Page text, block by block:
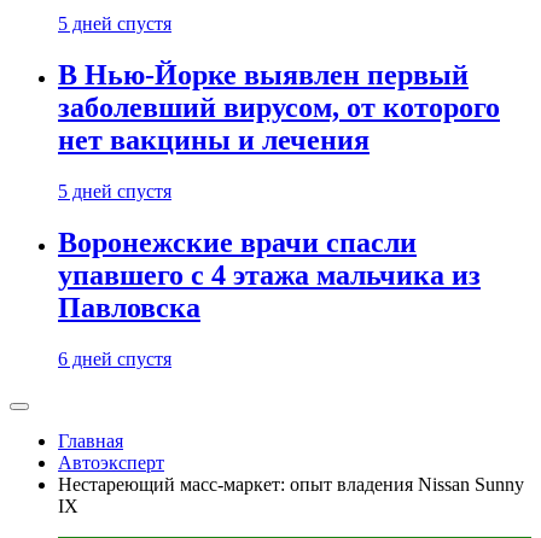
5 дней спустя
В Нью-Йорке выявлен первый
заболевший вирусом, от которого
нет вакцины и лечения
5 дней спустя
Воронежские врачи спасли
упавшего с 4 этажа мальчика из
Павловска
6 дней спустя
Главная
Автоэксперт
Нестареющий масс-маркет: опыт владения Nissan Sunny
IX